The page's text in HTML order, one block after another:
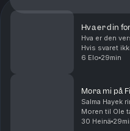
Hva er din
Hva er den
Hvis svaret
føttene, har
6 Elo 29min
Mora mi på
Salma Hayek
Moren til Ole
visst en greie med
30 Heinä